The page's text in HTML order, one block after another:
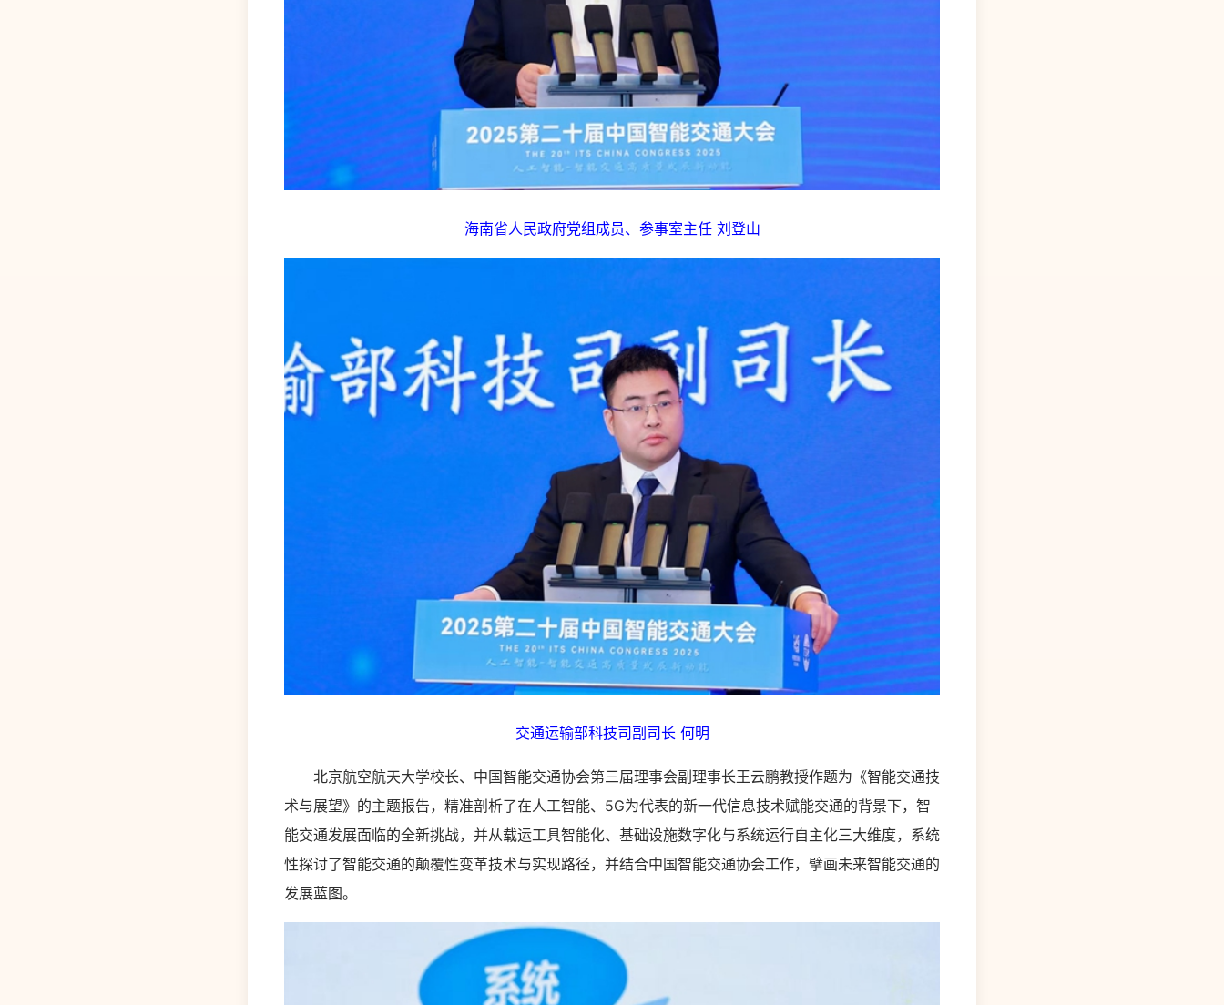
海南省人民政府党组成员、参事室主任 刘登山
交通运输部科技司副司长 何明
北京航空航天大学校长、中国智能交通协会第三届理事会副理事长王云鹏教授作题为《智能交通技
术与展望》的主题报告，精准剖析了在人工智能、5G为代表的新一代信息技术赋能交通的背景下，智
能交通发展面临的全新挑战，并从载运工具智能化、基础设施数字化与系统运行自主化三大维度，系统
性探讨了智能交通的颠覆性变革技术与实现路径，并结合中国智能交通协会工作，擘画未来智能交通的
发展蓝图。